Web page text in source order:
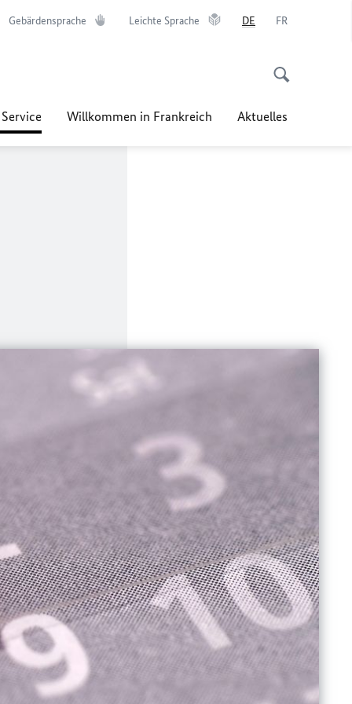
Gebärdensprache Leichte Sprache DE FR
Willkommen in Frankreich Aktuelles